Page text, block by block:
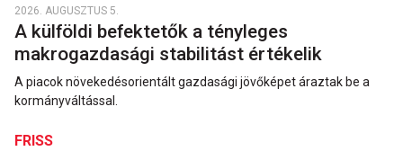
2026. AUGUSZTUS 5.
A külföldi befektetők a tényleges
makrogazdasági stabilitást értékelik
A piacok növekedésorientált gazdasági jövőképet áraztak be a
kormányváltással.
FRISS